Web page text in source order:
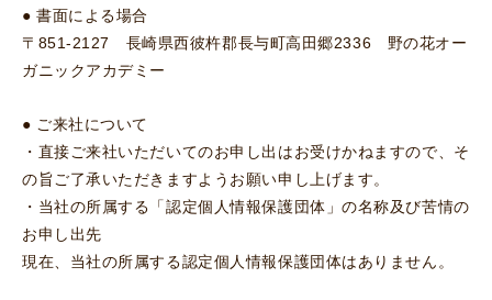
● 書面による場合
〒851-2127 長崎県西彼杵郡長与町高田郷2336 野の花オー
ガニックアカデミー
● ご来社について
・直接ご来社いただいてのお申し出はお受けかねますので、そ
の旨ご了承いただきますようお願い申し上げます。
・当社の所属する「認定個人情報保護団体」の名称及び苦情の
お申し出先
現在、当社の所属する認定個人情報保護団体はありません。